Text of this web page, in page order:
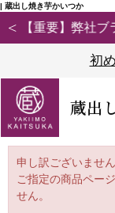
| 蔵出し焼き芋かいつか
【重要】弊社ブラ
初
蔵出
申し訳ございません
ご指定の商品ペー
せん。